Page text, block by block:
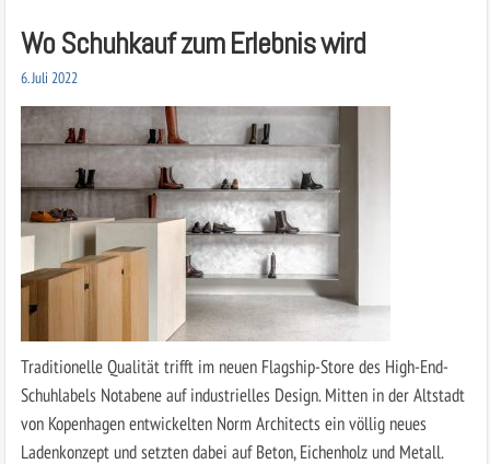
Wo Schuhkauf zum Erlebnis wird
6. Juli 2022
Traditionelle Qualität trifft im neuen Flagship-Store des High-End-
Schuhlabels Notabene auf industrielles Design. Mitten in der Altstadt
von Kopenhagen entwickelten Norm Architects ein völlig neues
Ladenkonzept und setzten dabei auf Beton, Eichenholz und Metall.